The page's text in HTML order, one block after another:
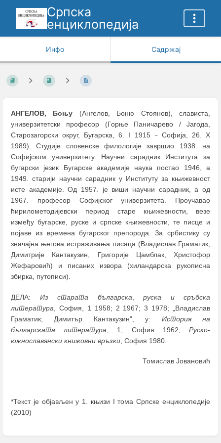
Српска
енциклопедија
Инфо Садржај
АНГЕЛОВ, Боњу (Ангелов, Боню Стоянов), слависта,
универзитетски професор (Горње Паничарево / Јагода,
Старозагорски округ, Бугарска, 6. I 1915 –Софија, 26. X
1989). Студије словенске филологије завршио 1938. на
Софијском универзитету. Научни сарадник Института за
бугарски језик Бугарске академије наука постао 1946, а
1949. старији научни сарадник у Институту за књижевност
исте академије. Од 1957. је виши научни сарадник, а од
1967. професор Софијског универзитета. Проучавао
ћирилометодијевски период старе књижевности, везе
између бугарске, руске и српске књижевности, те писце и
појаве из времена бугарског препорода. За србистику су
значајна његова истраживања писаца (Владислав Граматик,
Димитрије Кантакузин, Григорије Цамблак, Христофор
Жефаровић) и писаних извора (хиландарска рукописна
збирка, путописи).
ДЕЛА: Из старата българска
руска и сръбска
литература , София, 1 1958; 2 1967; 3 1978; „Владислав
Граматик; Димитър Кантакузин", у: История на
българската литература , 1, София 1962;Руско-
южнославянски книжовни връзки , София 1980.
Томислав Јовановић
*Текст је објављен у 1. књизи I тома Српске енциклопедије
(2010)